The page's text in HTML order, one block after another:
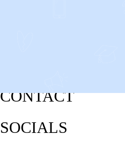
CONTACT
SOCIALS